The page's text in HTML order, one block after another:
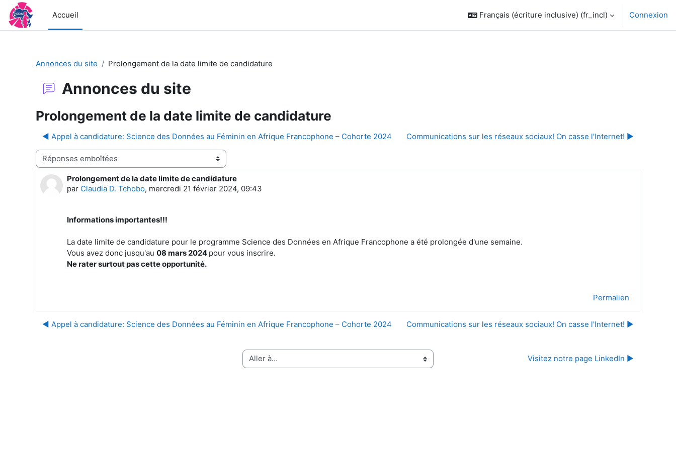
Passer au contenu principal
Accueil
Français (écriture inclusive) ‎(fr_incl)‎ Connexion
Annonces du site Prolongement de la date limite de candidature
Annonces du site
Prolongement de la date limite de candidature
◀︎ Appel à candidature: Science des Données au Féminin en Afrique Francophone – Cohorte 2024 Communications sur les réseaux sociaux! On casse l'Internet! ▶︎
Type d'affichage
Prolongement de la date limite de candidature
par Claudia D. Tchobo, mercredi 21 février 2024, 09:43
Nombre de réponses : 0
Informations importantes!!!
La date limite de candidature pour le programme Science des Données en Afrique Francophone a été prolongée d'une semaine.
Vous avez donc jusqu'au 08 mars 2024 pour vous inscrire.
Ne rater surtout pas cette opportunité.
Permalien
◀︎ Appel à candidature: Science des Données au Féminin en Afrique Francophone – Cohorte 2024 Communications sur les réseaux sociaux! On casse l'Internet! ▶︎
Aller à… Visitez notre page LinkedIn ▶︎